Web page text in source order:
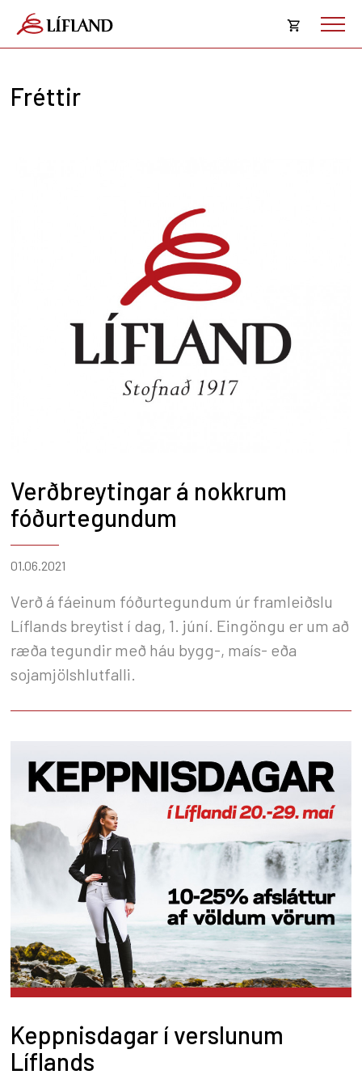
Opna
Karfan þín
Fréttir
Verðbreytingar á nokkrum
fóðurtegundum
01.06.2021
Verð á fáeinum fóðurtegundum úr framleiðslu
Líflands breytist í dag, 1. júní. Eingöngu er um að
ræða tegundir með háu bygg-, maís- eða
sojamjölshlutfalli.
Keppnisdagar í verslunum
Líflands